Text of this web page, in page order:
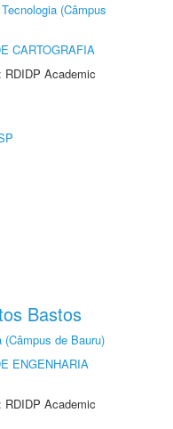
(Câmpus
CARTOGRAFIA
Academic
Bastos
(Câmpus de Bauru)
ENGENHARIA
Academic